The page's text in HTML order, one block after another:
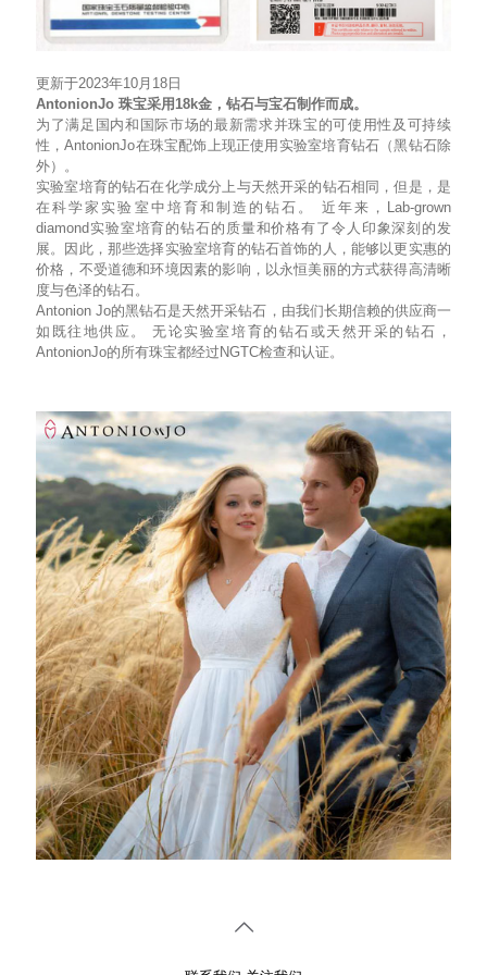
更新于2023年10月18日
AntonionJo 珠宝采用18k金，钻石与宝石制作而成。
为了满足国内和国际市场的最新需求并珠宝的可使用性及可持续
性，AntonionJo在珠宝配饰上现正使用实验室培育钻石（黑钻石除
外）。
实验室培育的钻石在化学成分上与天然开采的钻石相同，但是，是
在科学家实验室中培育和制造的钻石。 近年来，Lab-grown
diamond实验室培育的钻石的质量和价格有了令人印象深刻的发
展。因此，那些选择实验室培育的钻石首饰的人，能够以更实惠的
价格，不受道德和环境因素的影响，以永恒美丽的方式获得高清晰
度与色泽的钻石。
Antonion Jo的黑钻石是天然开采钻石，由我们长期信赖的供应商一
如既往地供应。 无论实验室培育的钻石或天然开采的钻石，
AntonionJo的所有珠宝都经过NGTC检查和认证。